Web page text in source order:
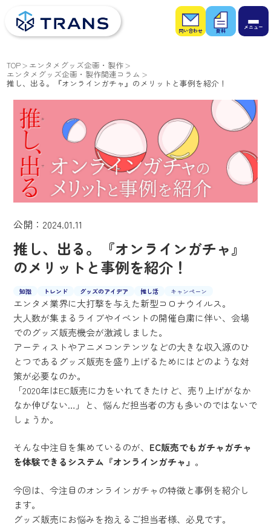
お問
い合
わせ
お役
立ち
資料
TOP エンタメグッズ企画・製作
エンタメグッズ企画・製作関連コラム
推し、出る。『オンラインガチャ』のメリットと事例を紹介！
公開：2024.01.11
推し、出る。『オンラインガチャ』
のメリットと事例を紹介！
知識 トレンド グッズのアイデア 推し活 キャンペーン
エンタメ業界に大打撃を与えた新型コロナウイルス。
大人数が集まるライブやイベントの開催自粛に伴い、会場
でのグッズ販売機会が激減しました。
アーティストやアニメコンテンツなどの大きな収入源のひ
とつであるグッズ販売を盛り上げるためにはどのような対
策が必要なのか。
「2020年はEC販売に力をいれてきたけど、売り上げがなか
なか伸びない…」と、悩んだ担当者の方も多いのではないで
しょうか。
そんな中注目を集めているのが、 EC販売でもガチャガチャ
を体験できるシステム『オンラインガチャ』 。
今回は、今注目のオンラインガチャの特徴と事例を紹介し
ます。
グッズ販売にお悩みを抱えるご担当者様、必見です。